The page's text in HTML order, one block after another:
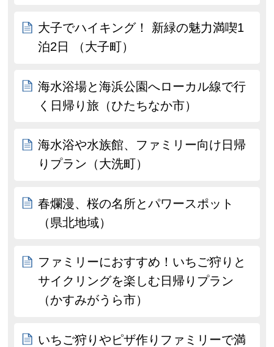
大子でハイキング！ 新緑の魅力満喫1
泊2日 （大子町）
海水浴場と海浜公園へローカル線で行
く日帰り旅（ひたちなか市）
海水浴や水族館、ファミリー向け日帰
りプラン（大洗町）
春爛漫、桜の名所とパワースポット
（県北地域）
ファミリーにおすすめ！いちご狩りと
サイクリングを楽しむ日帰りプラン
（かすみがうら市）
いちご狩りやピザ作りファミリーで満